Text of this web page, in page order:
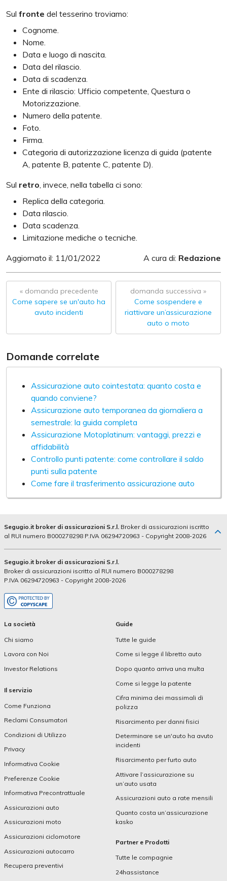
Sul fronte del tesserino troviamo:
Cognome.
Nome.
Data e luogo di nascita.
Data del rilascio.
Data di scadenza.
Ente di rilascio: Ufficio competente, Questura o
Motorizzazione.
Numero della patente.
Foto.
Firma.
Categoria di autorizzazione licenza di guida (patente
A, patente B, patente C, patente D).
Sul retro , invece, nella tabella ci sono:
Replica della categoria.
Data rilascio.
Data scadenza.
Limitazione mediche o tecniche.
Aggiornato il: 11/01/2022
A cura di: Redazione
« domanda precedente
Come sapere se un'auto ha
avuto incidenti
domanda successiva »
Come sospendere e
riattivare un’assicurazione
auto o moto
Domande correlate
Assicurazione auto cointestata: quanto costa e
quando conviene?
Assicurazione auto temporanea da giornaliera a
semestrale: la guida completa
Assicurazione Motoplatinum: vantaggi, prezzi e
affidabilità
Controllo punti patente: come controllare il saldo
punti sulla patente
Come fare il trasferimento assicurazione auto
Segugio.it broker di assicurazioni S.r.l. Broker di assicurazioni iscritto
al RUI numero B000278298 P.IVA 06294720963 - Copyright 2008-2026
La società
Chi siamo
Lavora con Noi
Investor Relations
Il servizio
Come Funziona
Reclami Consumatori
Condizioni di Utilizzo
Privacy
Informativa Cookie
Preferenze Cookie
Informativa Precontrattuale
Assicurazioni auto
Assicurazioni moto
Assicurazioni ciclomotore
Assicurazioni autocarro
Recupera preventivi
Guide
Tutte le guide
Come si legge il libretto auto
Dopo quanto arriva una multa
Come si legge la patente
Cifra minima dei massimali di
polizza
Risarcimento per danni fisici
Determinare se un'auto ha avuto
incidenti
Risarcimento per furto auto
Attivare l’assicurazione su
un’auto usata
Assicurazioni auto a rate mensili
Quanto costa un’assicurazione
kasko
Partner e Prodotti
Tutte le compagnie
24hassistance
Segugio.it broker di assicurazioni S.r.l.
Broker di assicurazioni iscritto al RUI numero B000278298
P.IVA 06294720963 - Copyright 2008-2026